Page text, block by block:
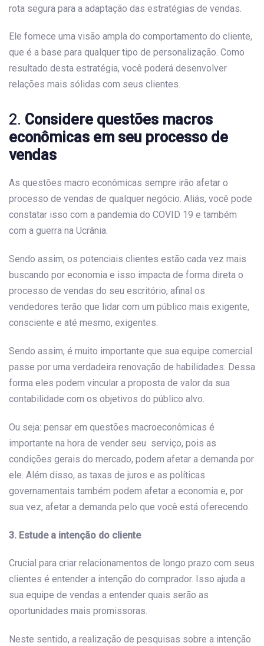
rota segura para a adaptação das estratégias de vendas.
Ele fornece uma visão ampla do comportamento do cliente,
que é a base para qualquer tipo de personalização. Como
resultado desta estratégia, você poderá desenvolver
relações mais sólidas com seus clientes.
2. Considere questões macros
econômicas em seu processo de
vendas
As questões macro econômicas sempre irão afetar o
processo de vendas de qualquer negócio. Aliás, você pode
constatar isso com a pandemia do COVID 19 e também
com a guerra na Ucrânia.
Sendo assim, os potenciais clientes estão cada vez mais
buscando por economia e isso impacta de forma direta o
processo de vendas do seu escritório, afinal os
vendedores terão que lidar com um público mais exigente,
consciente e até mesmo, exigentes.
Sendo assim, é muito importante que sua equipe comercial
passe por uma verdadeira renovação de habilidades. Dessa
forma eles podem vincular a proposta de valor da sua
contabilidade com os objetivos do público alvo.
Ou seja: pensar em questões macroeconômicas é
importante na hora de vender seu serviço, pois as
condições gerais do mercado, podem afetar a demanda por
ele. Além disso, as taxas de juros e as políticas
governamentais também podem afetar a economia e, por
sua vez, afetar a demanda pelo que você está oferecendo.
3. Estude a intenção do cliente
Crucial para criar relacionamentos de longo prazo com seus
clientes é entender a intenção do comprador. Isso ajuda a
sua equipe de vendas a entender quais serão as
oportunidades mais promissoras.
Neste sentido, a realização de pesquisas sobre a intenção